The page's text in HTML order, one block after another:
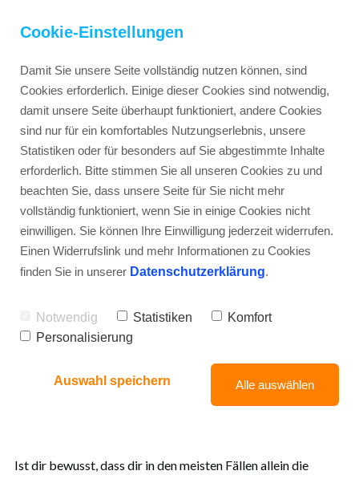
Inspirationletter
Blog
Werte-Kompass
GLAUBENSSÄTZE ERKENNEN:
DEUTSCHLAND BIS MAHATMA
01. FEBRUAR 2021
Ist dir bewusst, dass dir in den meisten Fällen allein die
Cookie-Einstellungen
Damit Sie unsere Seite vollständig nutzen können, sind
Cookies erforderlich. Einige dieser Cookies sind notwendig,
damit unsere Seite überhaupt funktioniert, andere Cookies
sind nur für ein komfortables Nutzungserlebnis, unsere
Statistiken oder für besonders auf Sie abgestimmte Inhalte
erforderlich. Bitte stimmen Sie all unseren Cookies zu und
beachten Sie, dass unsere Seite für Sie nicht mehr
vollständig funktioniert, wenn Sie in einige Cookies nicht
einwilligen. Sie können Ihre Einwilligung jederzeit widerrufen.
Einen Widerrufslink und mehr Informationen zu Cookies
finden Sie in unserer Datenschutzerklärung.
Notwendig Statistiken
Komfort
Personalisierung
Auswahl speichern Alle auswählen